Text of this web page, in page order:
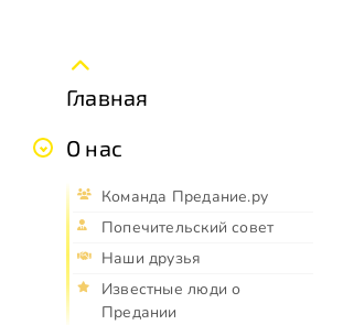
Главная
О нас
Команда Предание.ру
Попечительский совет
Наши друзья
Известные люди о
Предании